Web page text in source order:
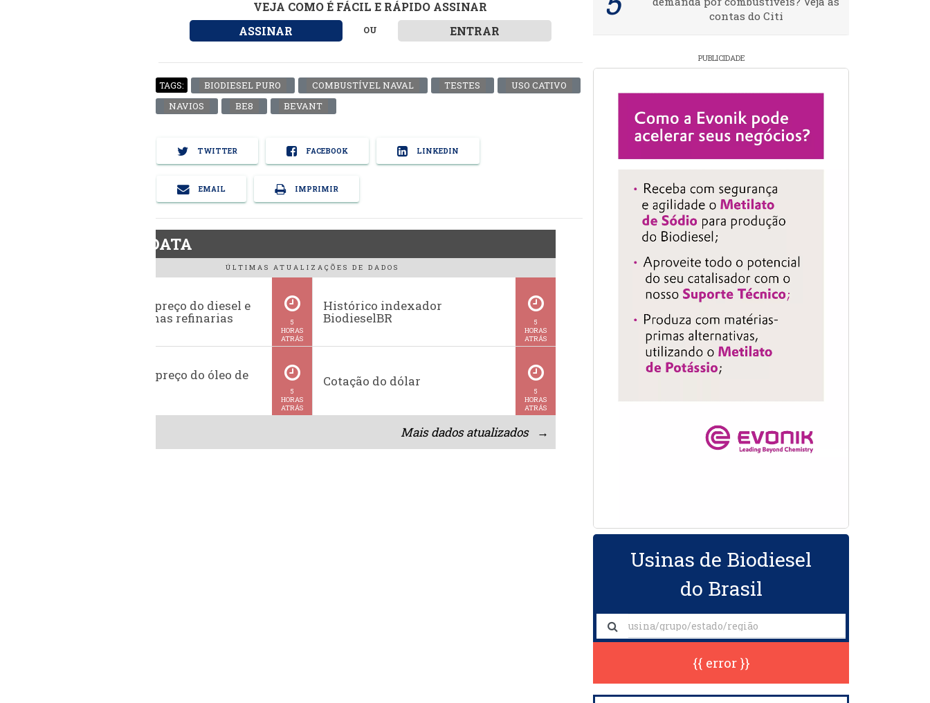
VEJA COMO É FÁCIL E RÁPIDO ASSINAR
ASSINAR
OU ENTRAR
TAGS: BIODIESEL PURO COMBUSTÍVEL NAVAL TESTES
USO CATIVO
NAVIOS
BE8 BEVANT
TWITTER FACEBOOK LINKEDIN
EMAIL IMPRIMIR
BiodieselDATA
ÚLTIMAS ATUALIZAÇÕES DE DADOS
Evolução do preço do diesel e
da gasolina nas refinarias
5
HORAS
ATRÁS
Histórico indexador
BiodieselBR
5
HORAS
ATRÁS
Histórico do preço do óleo de
5
HORAS
ATRÁS
Cotação do dólar
5
HORAS
ATRÁS
Mais dados atualizados →
contas do Citi
PUBLICIDADE
Usinas de Biodiesel
do Brasil
{{ error }}